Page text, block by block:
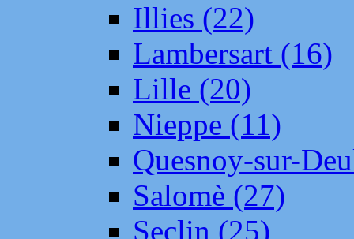
Illies (22)
Lambersart (16)
Lille (20)
Nieppe (11)
Quesnoy-sur-
Salomè (27)
Seclin (25)